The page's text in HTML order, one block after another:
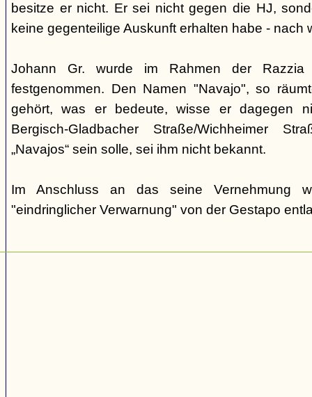
besitze er nicht. Er sei nicht gegen die HJ,
keine gegenteilige Auskunft erhalten habe - nach
Johann Gr. wurde im Rahmen der
festgenommen. Den Namen "Navajo", so
gehört, was er bedeute, wisse er dagegen
Bergisch-Gladbacher Straße/Wichheimer
„Navajos“ sein solle, sei ihm nicht bekannt.
Im Anschluss an das seine Vernehmung
"eindringlicher Verwarnung" von der Gestapo